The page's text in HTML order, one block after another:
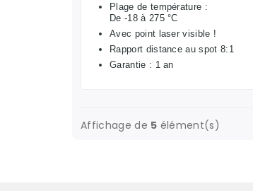
Plage de température :
De -18 à 275 °C
Avec point laser visible !
Rapport distance au spot 8:1
Garantie : 1 an
Affichage de 5 élément(s)